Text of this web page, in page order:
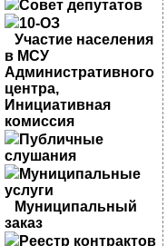
Совет депутатов
10-ОЗ
Участие населения
в МСУ
Административного
центра,
Инициативная
комиссия
Публичные
слушания
Муниципальные
услуги
Муниципальный
заказ
Реестр контрактов